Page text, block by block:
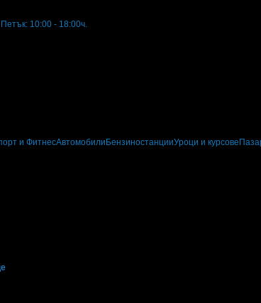
10:00 - 18:00ч.
и ФитнесАвтомобили БензиностанцииУроци и курсове